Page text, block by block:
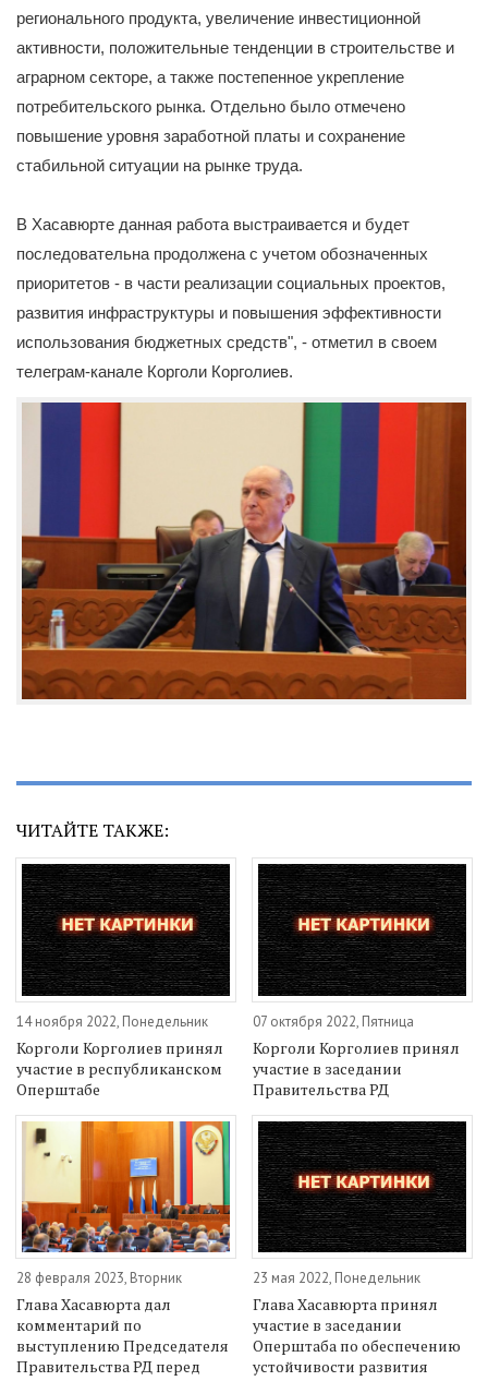
регионального продукта, увеличение инвестиционной
активности, положительные тенденции в строительстве и
аграрном секторе, а также постепенное укрепление
потребительского рынка. Отдельно было отмечено
повышение уровня заработной платы и сохранение
стабильной ситуации на рынке труда.
В Хасавюрте данная работа выстраивается и будет
последовательна продолжена с учетом обозначенных
приоритетов - в части реализации социальных проектов,
развития инфраструктуры и повышения эффективности
использования бюджетных средств", - отметил в своем
телеграм-канале Корголи Корголиев.
ЧИТАЙТЕ ТАКЖЕ:
14 ноября 2022, Понедельник
Корголи Корголиев принял
участие в республиканском
Оперштабе
07 октября 2022, Пятница
Корголи Корголиев принял
участие в заседании
Правительства РД
28 февраля 2023, Вторник
Глава Хасавюрта дал
комментарий по
выступлению Председателя
Правительства РД перед
23 мая 2022, Понедельник
Глава Хасавюрта принял
участие в заседании
Оперштаба по обеспечению
устойчивости развития